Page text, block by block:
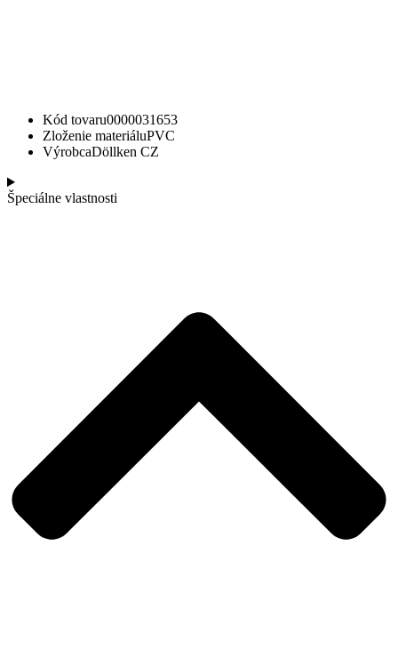
Kód tovaru0000031653
Zloženie materiáluPVC
VýrobcaDöllken CZ
Špeciálne vlastnosti